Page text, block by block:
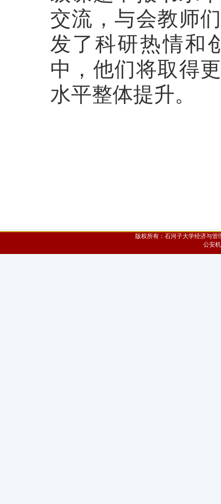
交流，与会教师
发了科研热情和
中，他们将取得
水平整体提升。
版权所有：石河子大学经济与
公安